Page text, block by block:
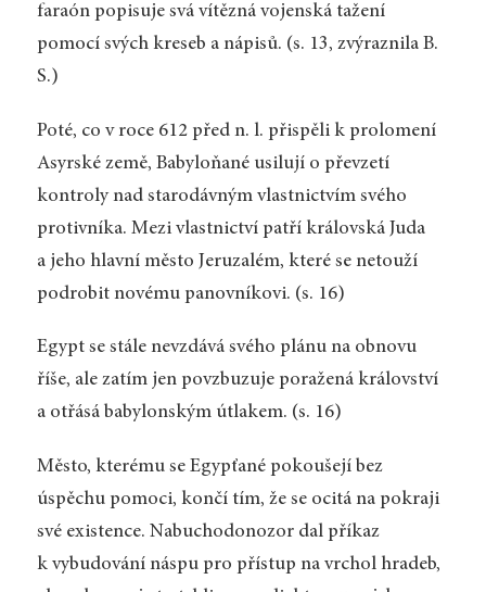
faraón popisuje svá vítězná vojenská tažení
pomocí svých kreseb a nápisů. (s. 13, zvýraznila B.
S.)
Poté, co v roce 612 před n. l. přispěli k prolomení
Asyrské země, Babyloňané usilují o převzetí
kontroly nad starodávným vlastnictvím svého
protivníka. Mezi vlastnictví patří královská Juda
a jeho hlavní město Jeruzalém, které se netouží
podrobit novému panovníkovi. (s. 16)
Egypt se stále nevzdává svého plánu na obnovu
říše, ale zatím jen povzbuzuje poražená království
a otřásá babylonským útlakem. (s. 16)
Město, kterému se Egypťané pokoušejí bez
úspěchu pomoci, končí tím, že se ocitá na pokraji
své existence. Nabuchodonozor dal příkaz
k vybudování náspu pro přístup na vrchol hradeb,